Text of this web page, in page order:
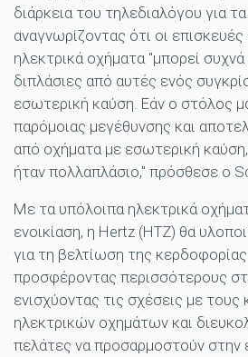
διάρκεια του τηλεδιαλόγου για
αναγνωρίζοντας ότι οι
ηλεκτρικά οχήματα "μπορεί συχνά
διπλάσιες από αυτές ενός
εσωτερική καύση. Εάν ο στόλος
παρόμοιας μεγέθυνσης και
από οχήματα με εσωτερική
ήταν πολλαπλάσιο," πρόσθεσε ο
Με τα υπόλοιπα ηλεκτρικά
ενοικίαση, η Hertz (HTZ) θα
για τη βελτίωση της
προσφέροντας περισσότερους
ενισχύοντας τις σχέσεις με
ηλεκτρικών οχημάτων και
πελάτες να προσαρμοστούν στην